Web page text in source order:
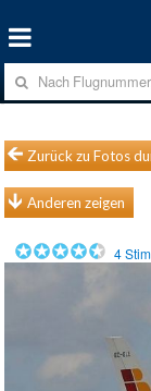
Zurück zu Fotos
Anderen zeigen
4